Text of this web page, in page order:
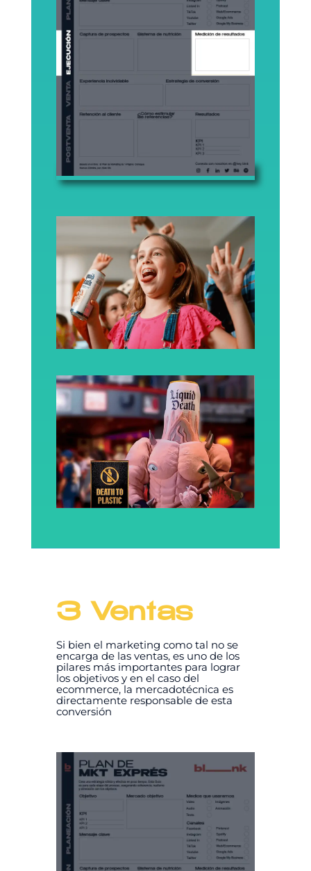
3 Ventas
Si bien el marketing como tal no se
encarga de las ventas, es uno de los
pilares más importantes para lograr
los objetivos y en el caso del
ecommerce, la mercadotécnica es
directamente responsable de esta
conversión